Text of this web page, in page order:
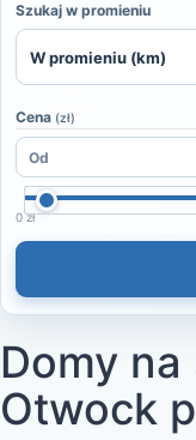
Szukaj w promieniu
Cena (zł)
0 zł
Domy
Otwock